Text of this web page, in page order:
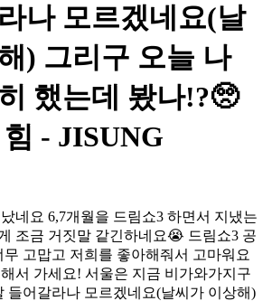
나 모르겠네요(날
) 그리구 오늘 나
했는데 봤나!?🥺
- JISUNG
네요 6,7개월을 드림쇼3 하면서 지냈는
조금 거짓말 같긴하네요😭 드림쇼3 공
고맙고 저희를 좋아해줘서 고마워요
서 가세요! 서울은 지금 비가와가지구
들어갈라나 모르겠네요(날씨가 이상해)